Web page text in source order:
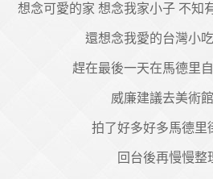
想念可愛的家 想念我家小子 不知
還想念我愛的台灣小
趕在最後一天在馬德里
威廉建議去美術
拍了好多好多馬德里
回台後再慢慢整